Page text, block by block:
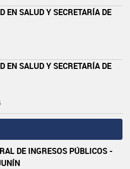
EN SALUD Y SECRETARÍA DE
EN SALUD Y SECRETARÍA DE
DE INGRESOS PÚBLICOS -